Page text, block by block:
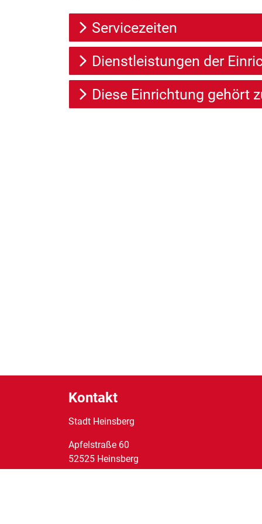
Servicezeiten
Dienstleistungen der
Diese Einrichtung gehört
Kontakt
Stadt Heinsberg
Apfelstraße 60
52525 Heinsberg